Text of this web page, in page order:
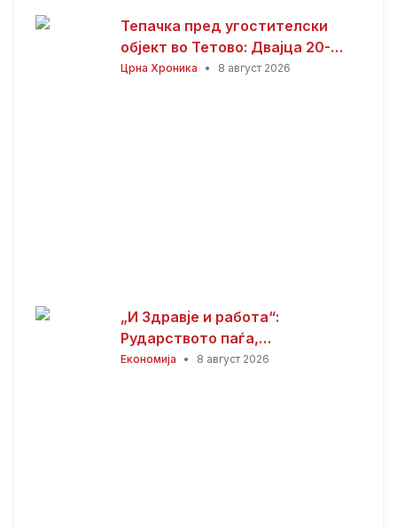
Тепачка пред угостителски
објект во Тетово: Двајца 20-
годишници избодени со нож,
Црна Хроника • 8 август 2026
„И Здравје и работа“:
Рударството паѓа,
инвестициите стојат –
Економија • 8 август 2026